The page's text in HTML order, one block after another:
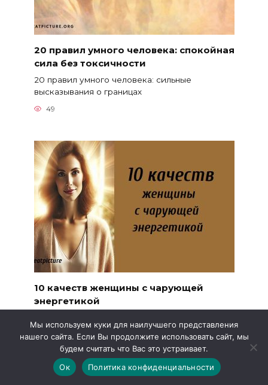
20 правил умного человека: спокойная
сила без токсичности
20 правил умного человека: сильные
высказывания о границах
49
10 качеств женщины с чарующей
энергетикой
3.9к.
Мы используем куки для наилучшего представления
нашего сайта. Если Вы продолжите использовать сайт, мы
будем считать что Вас это устраивает.
Ок
Политика конфиденциальности